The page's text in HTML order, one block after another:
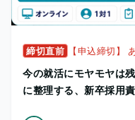
締切直前 【申込締切】
今の就活にモヤモヤは
に整理する、新卒採用